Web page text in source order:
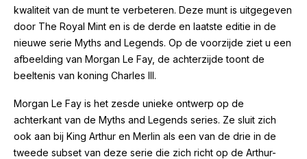
kwaliteit van de munt te verbeteren. Deze munt is uitgegeven
door The Royal Mint en is de derde en laatste editie in de
nieuwe serie Myths and Legends. Op de voorzijde ziet u een
afbeelding van Morgan Le Fay, de achterzijde toont de
beeltenis van koning Charles III.
Morgan Le Fay is het zesde unieke ontwerp op de
achterkant van de Myths and Legends series. Ze sluit zich
ook aan bij King Arthur en Merlin als een van de drie in de
tweede subset van deze serie die zich richt op de Arthur-